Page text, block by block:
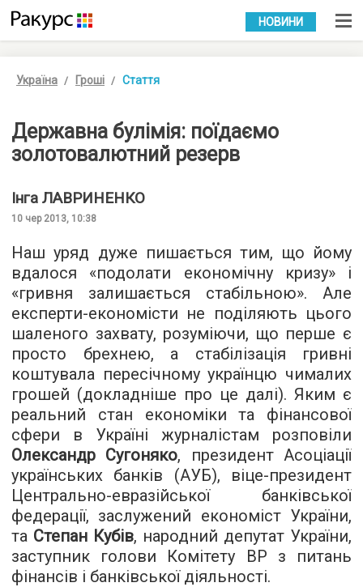
УКР РУС
НОВИНИ
Україна Гроші Стаття
Державна булімія: поїдаємо
золотовалютний резерв
Інга ЛАВРИНЕНКО
10 чер 2013, 10:38
Наш уряд дуже пишається тим, що йому
вдалося «подолати економічну кризу»і
«гривня залишається стабільною». Але
експерти-економісти не поділяють цього
шаленого захвату, розуміючи, що перше є
просто брехнею, а стабілізація гривні
коштувала пересічному українцю чималих
грошей (докладніше про це далі). Яким є
реальний стан економіки та фінансової
сфери в Україні журналістам розповіли
Олександр Сугоняко, президент Асоціації
українських банків (АУБ), віце-президент
Центрально-евразійської банківської
федерації, заслужений економіст України,
та Степан Кубів, народний депутат України,
заступник голови Комітету ВР з питань
фінансів і банківської діяльності.